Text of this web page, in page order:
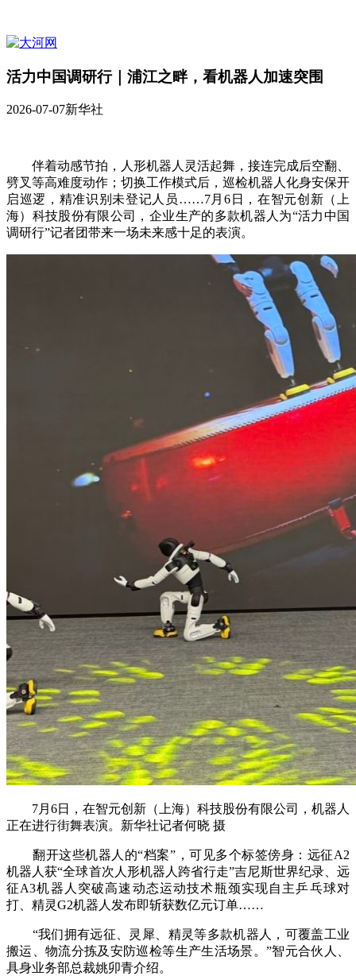
活力中国调研行｜浦江之畔，看机器人加速突围
2026-07-07新华社
伴着动感节拍，人形机器人灵活起舞，接连完成后空翻、
劈叉等高难度动作；切换工作模式后，巡检机器人化身安保开
启巡逻，精准识别未登记人员……7月6日，在智元创新（上
海）科技股份有限公司，企业生产的多款机器人为“活力中国
调研行”记者团带来一场未来感十足的表演。
7月6日，在智元创新（上海）科技股份有限公司，机器人
正在进行街舞表演。新华社记者何晓 摄
翻开这些机器人的“档案”，可见多个标签傍身：远征A2
机器人获“全球首次人形机器人跨省行走”吉尼斯世界纪录、远
征A3机器人突破高速动态运动技术瓶颈实现自主乒乓球对
打、精灵G2机器人发布即斩获数亿元订单……
“我们拥有远征、灵犀、精灵等多款机器人，可覆盖工业
搬运、物流分拣及安防巡检等生产生活场景。”智元合伙人、
具身业务部总裁姚卯青介绍。